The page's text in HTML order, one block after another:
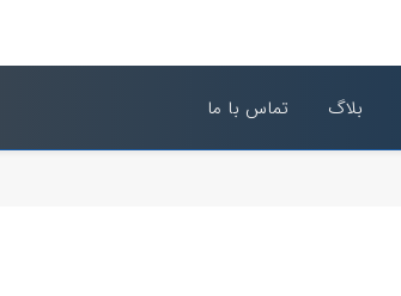
بلاگ تماس با ما